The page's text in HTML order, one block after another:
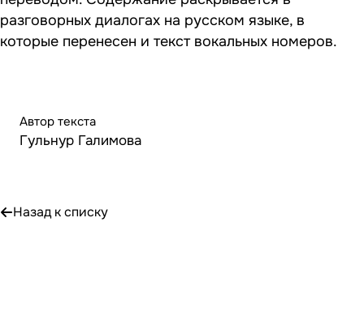
разговорных диалогах на русском языке, в
которые перенесен и текст вокальных номеров.
Автор текста
Гульнур Галимова
Назад к списку